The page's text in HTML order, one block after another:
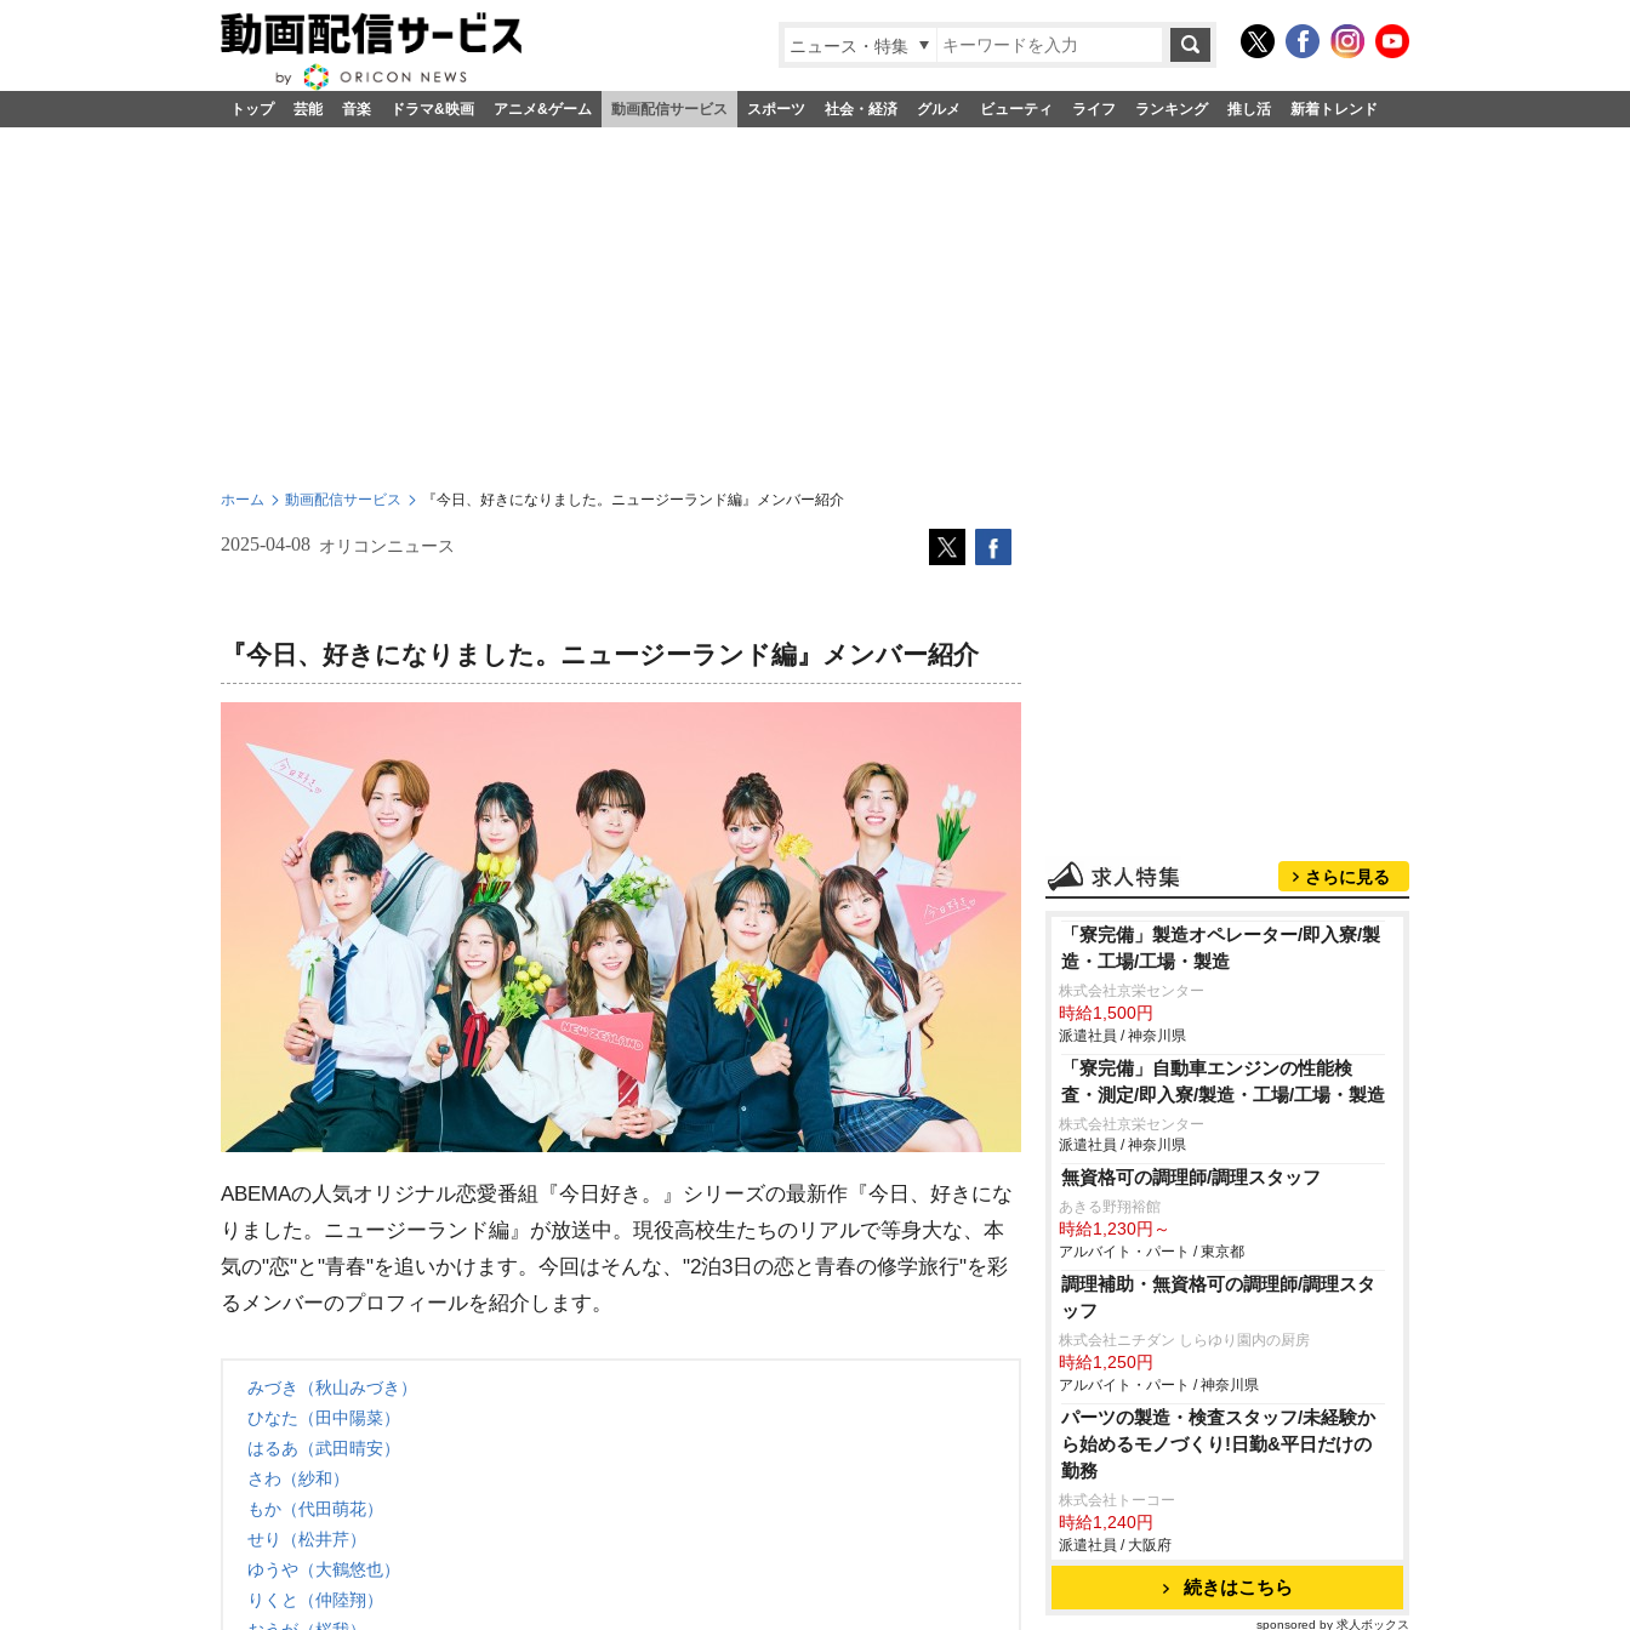
ニュース・特集
トップ 芸能 音楽 ドラマ&映画 アニメ&ゲーム 動画配信サービス スポーツ 社会・経済 グルメ ビューティ ライフ ランキング 推し活 新着トレンド
ホーム 動画配信サービス 『今日、好きになりました。ニュージーランド編』メンバー紹介
2025-04-08 オリコンニュース
『今日、好きになりました。ニュージーランド編』メンバー紹介
ABEMAの人気オリジナル恋愛番組『今日好き。』シリーズの最新作『今日、好きにな
りました。ニュージーランド編』が放送中。現役高校生たちのリアルで等身大な、本
気の"恋"と"青春"を追いかけます。今回はそんな、"2泊3日の恋と青春の修学旅行"を彩
るメンバーのプロフィールを紹介します。
みづき（秋山みづき）
ひなた（田中陽菜）
はるあ（武田晴安）
さわ（紗和）
もか（代田萌花）
せり（松井芹）
ゆうや（大鶴悠也）
りくと（仲陸翔）
さらに見る
「寮完備」製造オペレーター/即入寮/製
造・工場/工場・製造
株式会社京栄センター
時給1,500円
派遣社員 / 神奈川県
「寮完備」自動車エンジンの性能検
査・測定/即入寮/製造・工場/工場・製造
株式会社京栄センター
派遣社員 / 神奈川県
無資格可の調理師/調理スタッフ
あきる野翔裕館
時給1,230円～
アルバイト・パート / 東京都
調理補助・無資格可の調理師/調理スタ
ッフ
株式会社ニチダン しらゆり園内の厨房
時給1,250円
アルバイト・パート / 神奈川県
パーツの製造・検査スタッフ/未経験か
ら始めるモノづくり!日勤&平日だけの
勤務
株式会社トーコー
時給1,240円
派遣社員 / 大阪府
続きはこちら
sponsored by 求人ボックス